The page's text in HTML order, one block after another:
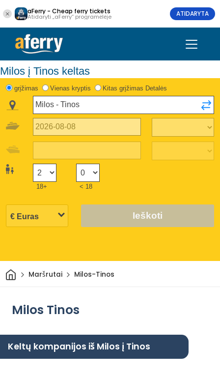
aFerry - Cheap ferry tickets
Atidaryti „aFerry“ programėlėje ATIDARYTA
Milos į Tinos keltas
grįžimas Vienas kryptis Kitas grįžimas Detalės
18+ < 18
Ieškoti
Pradžia
Maršrutai Milos-Tinos
Milos Tinos
Keltų kompanijos iš Milos į Tinos